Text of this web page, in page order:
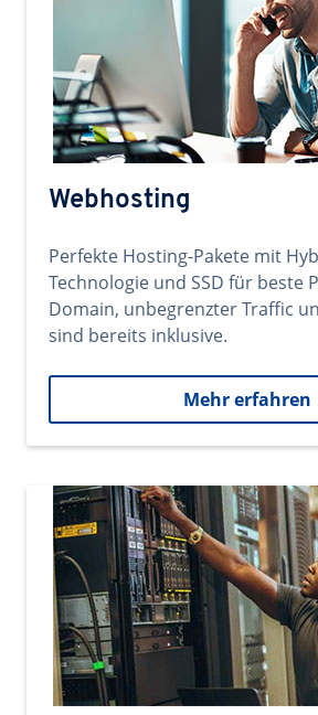
Webhosting
Perfekte Hosting-Pakete mit
Technologie und SSD für beste
Domain, unbegrenzter Traffic
sind bereits inklusive.
Mehr erfahren